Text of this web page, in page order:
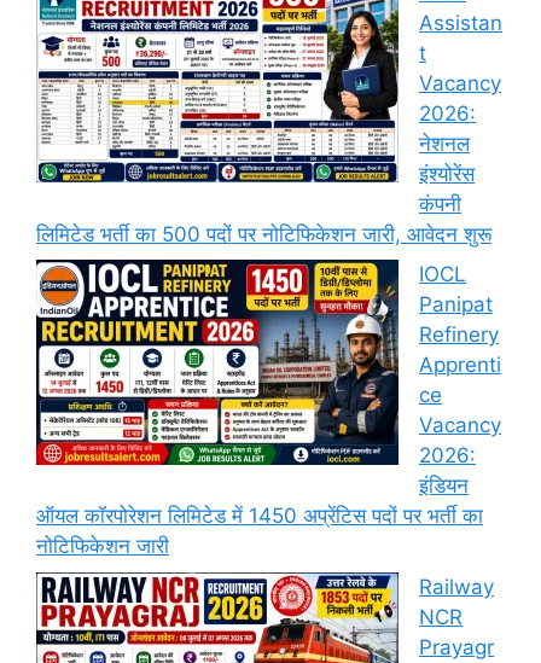
Assistan
t
Vacancy
2026:
नेशनल
इंश्योरेंस
कंपनी
लिमिटेड भर्ती का 500 पदों पर नोटिफिकेशन जारी, आवेदन शुरू
IOCL
Panipat
Refinery
Apprenti
ce
Vacancy
2026:
इंडियन
ऑयल कॉरपोरेशन लिमिटेड में 1450 अप्रेंटिस पदों पर भर्ती का
नोटिफिकेशन जारी
Railway
NCR
Prayagr